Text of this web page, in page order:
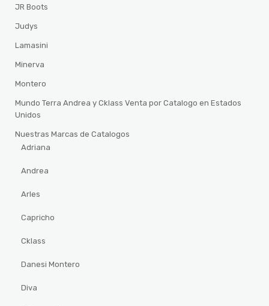
JR Boots
Judys
Lamasini
Minerva
Montero
Mundo Terra Andrea y Cklass Venta por Catalogo en Estados
Unidos
Nuestras Marcas de Catalogos
Adriana
Andrea
Arles
Capricho
Cklass
Danesi Montero
Diva